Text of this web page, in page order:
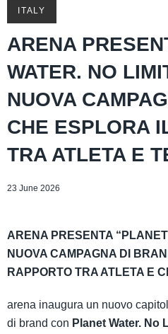
ITALY
ARENA
WATER. NO
NUOVA
CHE ESPLORA
TRA ATLETA E
23 June 2026
ARENA PRESENTA
NUOVA CAMPAGNA DI
RAPPORTO TRA ATLETA E
arena inaugura un nuovo
di brand con Planet Water. No